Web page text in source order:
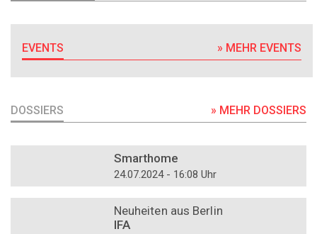
EVENTS » MEHR EVENTS
DOSSIERS » MEHR DOSSIERS
Smarthome
24.07.2024 - 16:08 Uhr
Neuheiten aus Berlin
IFA